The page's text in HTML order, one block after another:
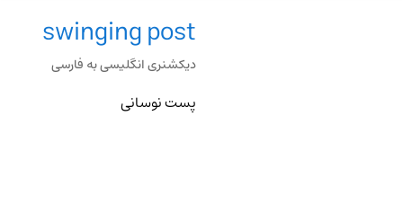
swinging post
دیکشنری انگلیسی به فارسی
پست نوسانی